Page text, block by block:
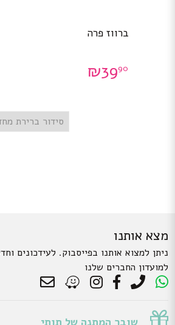
ברווז פרה
₪3990
מצא אותנו
ניתן למצוא אותנו בפייסבוק. לעידכונים
למועדון החברים שלנו
שובר המתנה של תותי